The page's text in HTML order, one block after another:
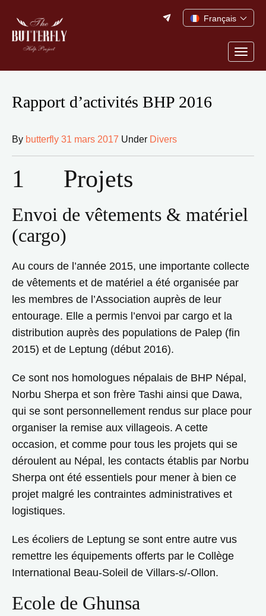
content
Français
Rapport d’activités BHP 2016
By butterfly 31 mars 2017 Under Divers
1 Projets
Envoi de vêtements & matériel
(cargo)
Au cours de l’année 2015, une importante collecte
de vêtements et de matériel a été organisée par
les membres de l’Association auprès de leur
entourage. Elle a permis l’envoi par cargo et la
distribution auprès des populations de Palep (fin
2015) et de Leptung (début 2016).
Ce sont nos homologues népalais de BHP Népal,
Norbu Sherpa et son frère Tashi ainsi que Dawa,
qui se sont personnellement rendus sur place pour
organiser la remise aux villageois. A cette
occasion, et comme pour tous les projets qui se
déroulent au Népal, les contacts établis par Norbu
Sherpa ont été essentiels pour mener à bien ce
projet malgré les contraintes administratives et
logistiques.
Les écoliers de Leptung se sont entre autre vus
remettre les équipements offerts par le Collège
International Beau-Soleil de Villars-s/-Ollon.
Ecole de Ghunsa